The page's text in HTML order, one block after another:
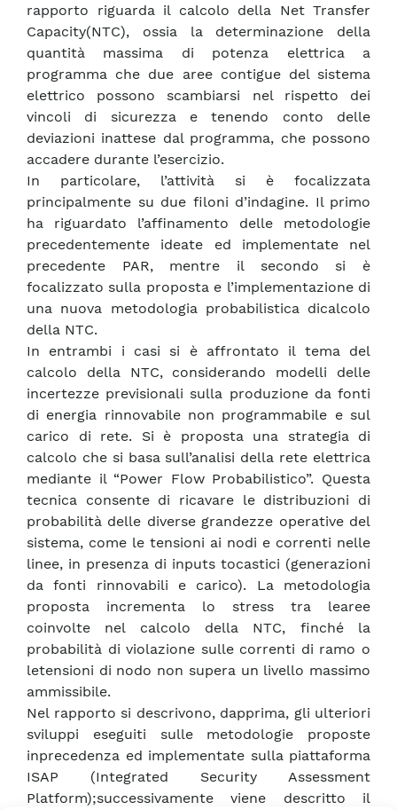
rapporto riguarda il calcolo della Net Transfer
Capacity(NTC), ossia la determinazione della
quantità massima di potenza elettrica a
programma che due aree contigue del sistema
elettrico possono scambiarsi nel rispetto dei
vincoli di sicurezza e tenendo conto delle
deviazioni inattese dal programma, che possono
accadere durante l’esercizio.
In particolare, l’attività si è focalizzata
principalmente su due filoni d’indagine. Il primo
ha riguardato l’affinamento delle metodologie
precedentemente ideate ed implementate nel
precedente PAR, mentre il secondo si è
focalizzato sulla proposta e l’implementazione di
una nuova metodologia probabilistica dicalcolo
della NTC.
In entrambi i casi si è affrontato il tema del
calcolo della NTC, considerando modelli delle
incertezze previsionali sulla produzione da fonti
di energia rinnovabile non programmabile e sul
carico di rete. Si è proposta una strategia di
calcolo che si basa sull’analisi della rete elettrica
mediante il “Power Flow Probabilistico”. Questa
tecnica consente di ricavare le distribuzioni di
probabilità delle diverse grandezze operative del
sistema, come le tensioni ai nodi e correnti nelle
linee, in presenza di inputs tocastici (generazioni
da fonti rinnovabili e carico). La metodologia
proposta incrementa lo stress tra learee
coinvolte nel calcolo della NTC, finché la
probabilità di violazione sulle correnti di ramo o
letensioni di nodo non supera un livello massimo
ammissibile.
Nel rapporto si descrivono, dapprima, gli ulteriori
sviluppi eseguiti sulle metodologie proposte
inprecedenza ed implementate sulla piattaforma
ISAP (Integrated Security Assessment
Platform);successivamente viene descritto il